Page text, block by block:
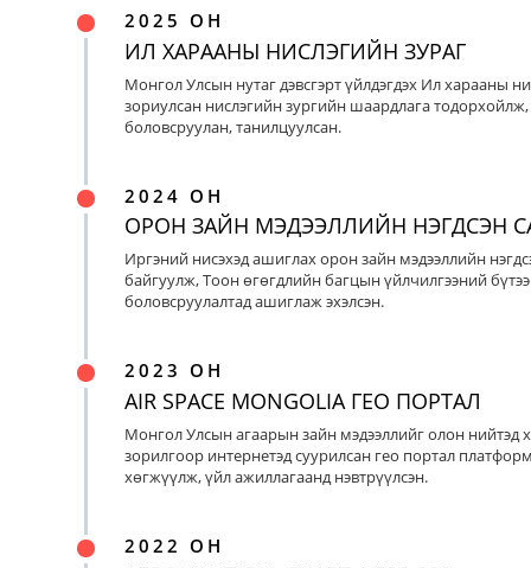
2025 ОН
ИЛ ХАРААНЫ НИСЛЭГИЙН ЗУРАГ
Монгол Улсын нутаг дэвсгэрт үйлдэгдэх Ил харааны
зориулсан нислэгийн зургийн шаардлага тодорхойлж,
боловсруулан, танилцуулсан.
2024 ОН
ОРОН ЗАЙН МЭДЭЭЛЛИЙН НЭГДСЭН
Иргэний нисэхэд ашиглах орон зайн мэдээллийн
байгуулж, Тоон өгөгдлийн багцын үйлчилгээний
боловсруулалтад ашиглаж эхэлсэн.
2023 ОН
AIR SPACE MONGOLIA ГЕО ПОРТАЛ
Монгол Улсын агаарын зайн мэдээллийг олон нийтэд
зорилгоор интернетэд суурилсан гео портал
хөгжүүлж, үйл ажиллагаанд нэвтрүүлсэн.
2022 ОН